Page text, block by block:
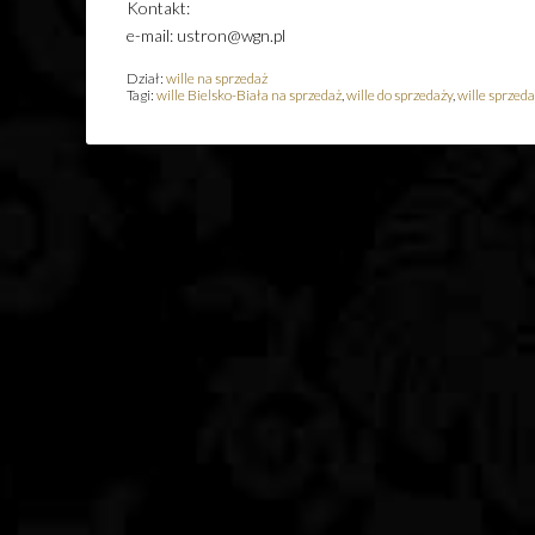
Kontakt:
e-mail: ustron@wgn.pl
Dział: wille na sprzedaż
Tagi: wille Bielsko-Biała na sprzedaż,wille do sprzedaży,wille